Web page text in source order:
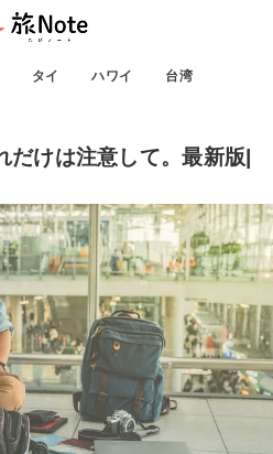
タイ ハワイ 台湾
だけは注意して。最新版|